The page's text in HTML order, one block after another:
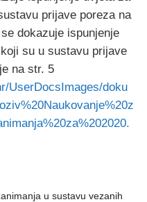
prijave poreza na
dokazuje ispunjenje
su u sustavu prijave
na str. 5
UserDocsImages/doku
u sustavu vezanih